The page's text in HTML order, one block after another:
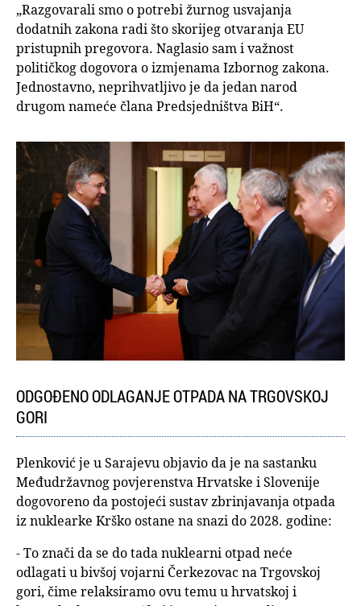
„Razgovarali smo o potrebi žurnog usvajanja
dodatnih zakona radi što skorijeg otvaranja EU
pristupnih pregovora. Naglasio sam i važnost
političkog dogovora o izmjenama Izbornog zakona.
Jednostavno, neprihvatljivo je da jedan narod
drugom nameće člana Predsjedništva BiH“.
ODGOĐENO ODLAGANJE OTPADA NA TRGOVSKOJ
GORI
Plenković je u Sarajevu objavio da je na sastanku
Međudržavnog povjerenstva Hrvatske i Slovenije
dogovoreno da postojeći sustav zbrinjavanja otpada
iz nuklearke Krško ostane na snazi do 2028. godine:
- To znači da se do tada nuklearni otpad neće
odlagati u bivšoj vojarni Čerkezovac na Trgovskoj
gori, čime relaksiramo ovu temu u hrvatskoj i